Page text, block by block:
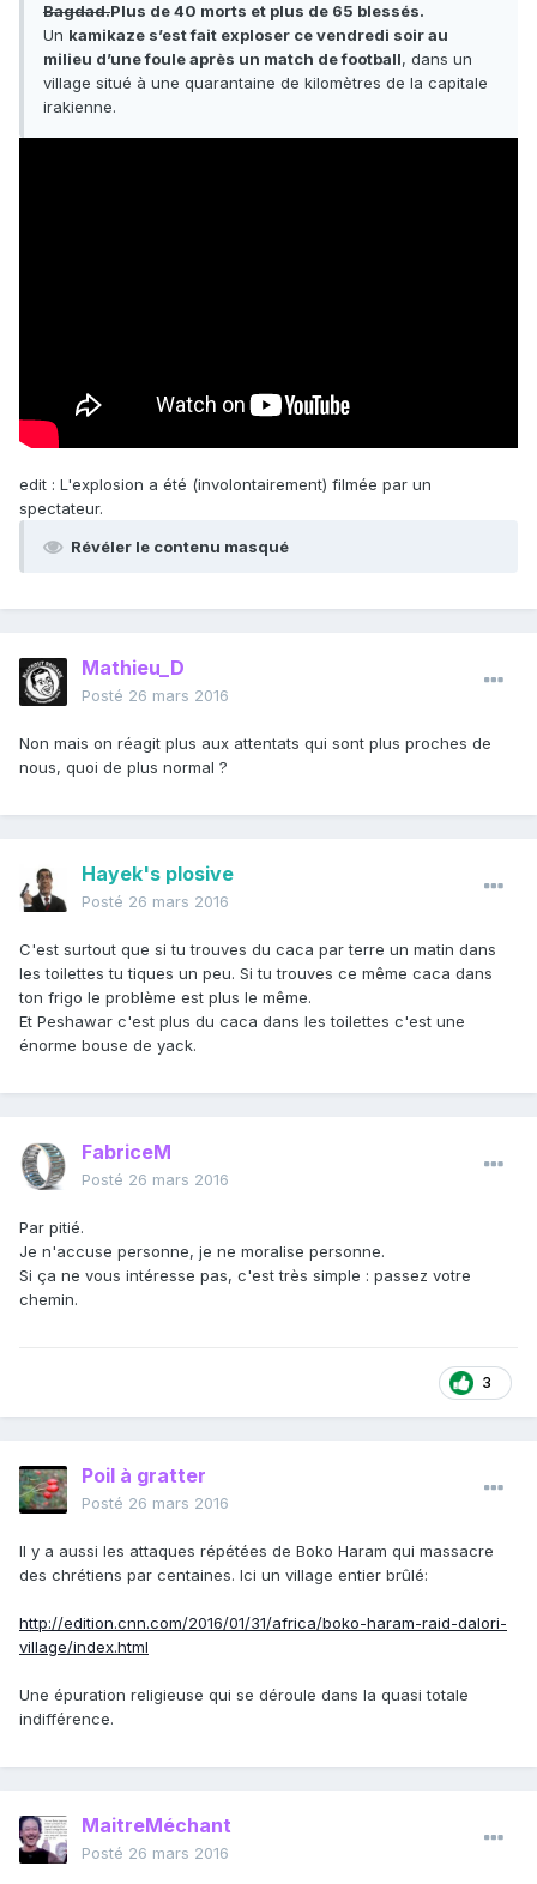
Bagdad.Plus de 40 morts et plus de 65 blessés.
Un kamikaze s’est fait exploser ce vendredi soir au
milieu d’une foule après un match de football, dans un
village situé à une quarantaine de kilomètres de la capitale
irakienne.
edit : L'explosion a été (involontairement) filmée par un
spectateur.
Révéler le contenu masqué
Mathieu_D
Posté 26 mars 2016
Non mais on réagit plus aux attentats qui sont plus proches de
nous, quoi de plus normal ?
Hayek's plosive
Posté 26 mars 2016
C'est surtout que si tu trouves du caca par terre un matin dans
les toilettes tu tiques un peu. Si tu trouves ce même caca dans
ton frigo le problème est plus le même.
Et Peshawar c'est plus du caca dans les toilettes c'est une
énorme bouse de yack.
FabriceM
Posté 26 mars 2016
Par pitié.
Je n'accuse personne, je ne moralise personne.
Si ça ne vous intéresse pas, c'est très simple : passez votre
chemin.
3
Poil à gratter
Posté 26 mars 2016
Il y a aussi les attaques répétées de Boko Haram qui massacre
des chrétiens par centaines. Ici un village entier brûlé:
http://edition.cnn.com/2016/01/31/africa/boko-haram-raid-dalori-
village/index.html
Une épuration religieuse qui se déroule dans la quasi totale
indifférence.
MaitreMéchant
Posté 26 mars 2016